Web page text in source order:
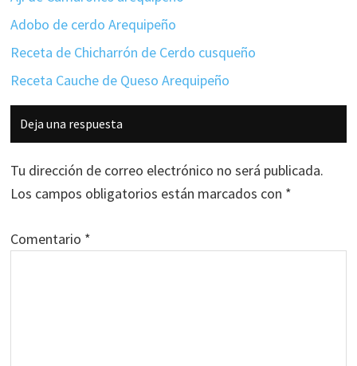
Adobo de cerdo Arequipeño
Receta de Chicharrón de Cerdo cusqueño
Receta Cauche de Queso Arequipeño
Interacciones
con
los
lectores
Deja una respuesta
Tu dirección de correo electrónico no será publicada.
Los campos obligatorios están marcados con *
Comentario *